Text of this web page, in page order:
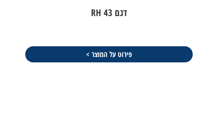
דגם RH 43
פירוט על המוצר >